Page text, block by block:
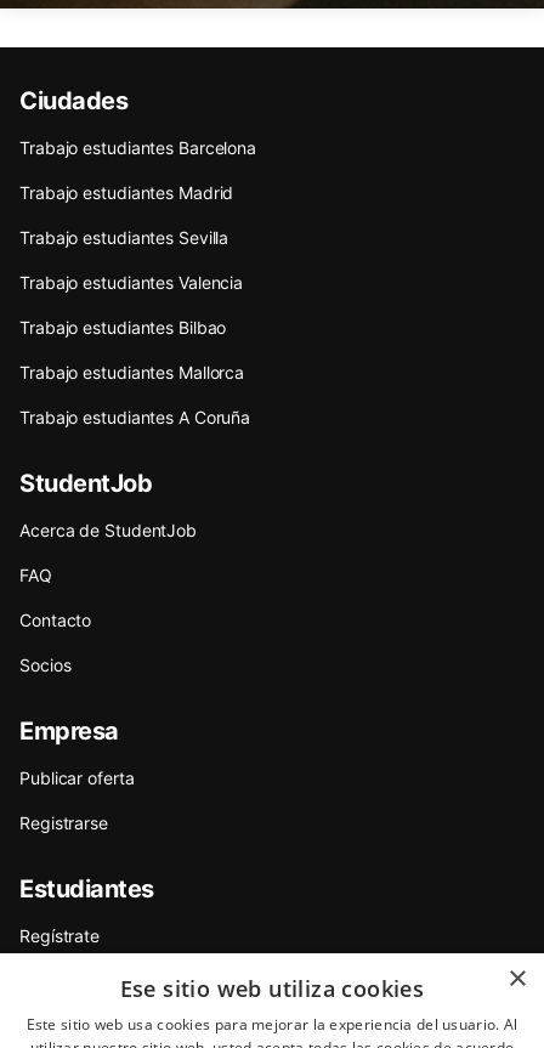
Ciudades
Trabajo estudiantes Barcelona
Trabajo estudiantes Madrid
Trabajo estudiantes Sevilla
Trabajo estudiantes Valencia
Trabajo estudiantes Bilbao
Trabajo estudiantes Mallorca
Trabajo estudiantes A Coruña
StudentJob
Acerca de StudentJob
FAQ
Contacto
Socios
Empresa
Publicar oferta
Registrarse
Estudiantes
Regístrate
Tips para Candidatos/as
Encuentra trabajo para estudiantes
×
Ese sitio web utiliza cookies
Este sitio web usa cookies para mejorar la experiencia del usuario. Al